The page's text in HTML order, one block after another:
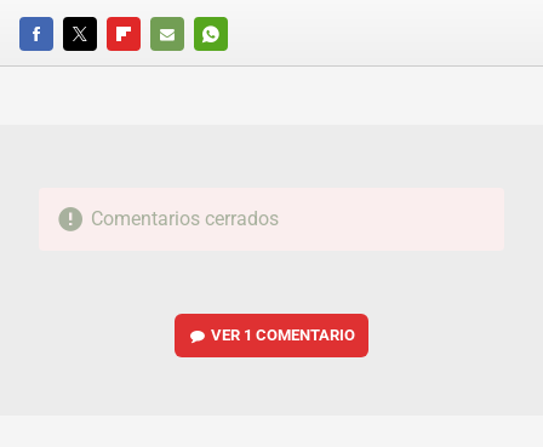
FACEBOOKTWITTERFLIPBOARD
E-
WHATSAPP
Comentarios cerrados
VER 1 COMENTARIO